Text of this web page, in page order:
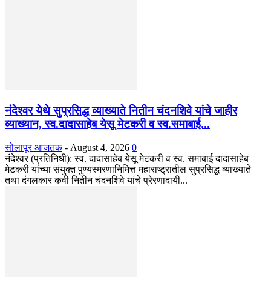
नंदेश्वर येथे सुप्रसिद्ध व्याख्याते नितीन चंदनशिवे यांचे जाहीर
व्याख्यान, स्व.दादासाहेब येसू मेटकरी व स्व.समाबाई...
सोलापूर आजतक - August 4, 2026 0
नंदेश्वर (प्रतिनिधी): स्व. दादासाहेब येसू मेटकरी व स्व. समाबाई दादासाहेब
मेटकरी यांच्या संयुक्त पुण्यस्मरणानिमित्त महाराष्ट्रातील सुप्रसिद्ध व्याख्याते
तथा दंगलकार कवी नितीन चंदनशिवे यांचे प्रेरणादायी...